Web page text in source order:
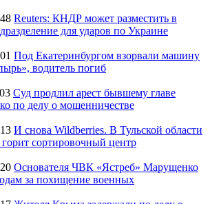
Reuters: КНДР может разместить в
для ударов по Украине
Под Екатеринбургом взорвали машину
водитель погиб
Суд продлил арест бывшему главе
по делу о мошенничестве
И снова Wildberries. В Тульской области
сортировочный центр
Основателя ЧВК «Ястреб» Марущенко
за похищение военных